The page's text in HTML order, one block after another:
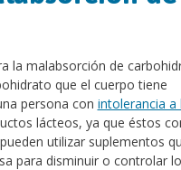
la malabsorción de
que el cuerpo tiene
persona con intolerancia a
lácteos, ya que éstos
utilizar suplementos
para disminuir o controlar